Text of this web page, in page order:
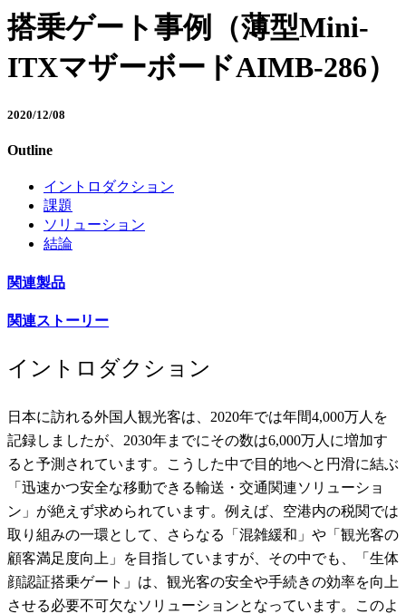
搭乗ゲート事例（薄型Mini-
ITXマザーボードAIMB-286）
2020/12/08
Outline
イントロダクション
課題
ソリューション
結論
関連製品
関連ストーリー
イントロダクション
日本に訪れる外国人観光客は、2020年では年間4,000万人を
記録しましたが、2030年までにその数は6,000万人に増加す
ると予測されています。こうした中で目的地へと円滑に結ぶ
「迅速かつ安全な移動できる輸送・交通関連ソリューショ
ン」が絶えず求められています。例えば、空港内の税関では
取り組みの一環として、さらなる「混雑緩和」や「観光客の
顧客満足度向上」を目指していますが、その中でも、「生体
顔認証搭乗ゲート」は、観光客の安全や手続きの効率を向上
させる必要不可欠なソリューションとなっています。このよ